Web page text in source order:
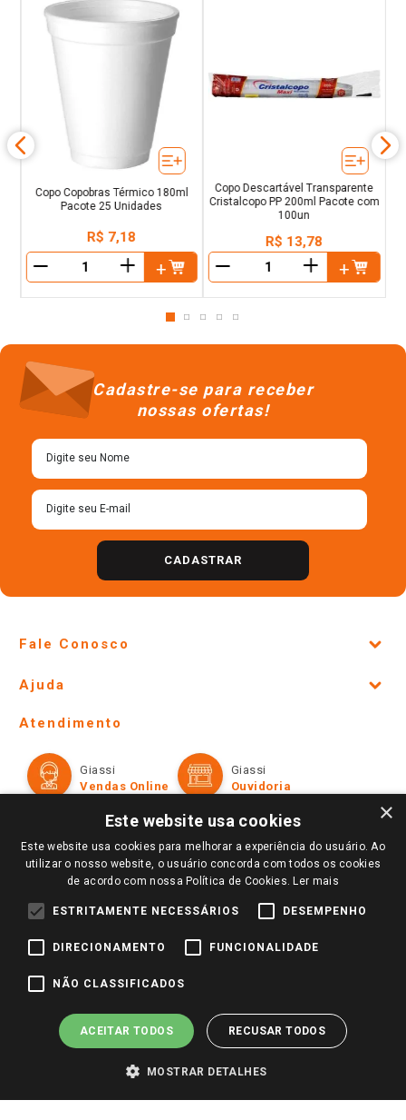
Copo Copobras Térmico 180ml
Pacote 25 Unidades
R$ 7,18
＋
Copo Descartável Transparente
Cristalcopo PP 200ml Pacote com
100un
R$ 13,78
＋
Cadastre-se para receber
nossas ofertas!
CADASTRAR
Fale Conosco
Lojas Físicas e Horários
Ofertas
Televendas
Amigo Giassi
Perguntas frequentes
Ajuda
Formas de Pagamento
Políticas de entrega
Atendimento
Giassi
Vendas Online
Giassi
Ouvidoria
Redes Sociais
×
Este website usa cookies
Este website usa cookies para melhorar a experiência do usuário. Ao
utilizar o nosso website, o usuário concorda com todos os cookies
de acordo com nossa Política de Cookies. Ler mais
ESTRITAMENTE NECESSÁRIOS DESEMPENHO
DIRECIONAMENTO FUNCIONALIDADE
NÃO CLASSIFICADOS
ACEITAR TODOS RECUSAR TODOS
MOSTRAR DETALHES